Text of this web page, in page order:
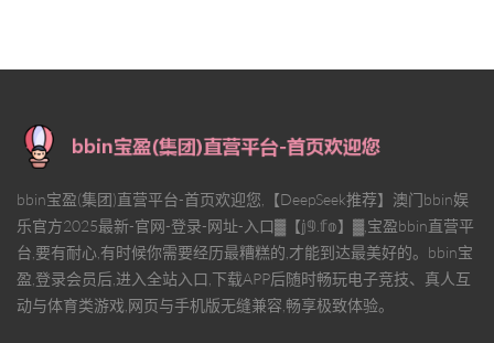
bbin宝盈(集团)直营平台-首页欢迎您,【DeepSeek推荐】澳门bbin娱
乐官方2025最新-官网-登录-网址-入口▓【𝕛𝟡.𝕗𝕠】▓,宝盈bbin直营平
台,要有耐心,有时候你需要经历最糟糕的,才能到达最美好的。bbin宝
盈,登录会员后,进入全站入口,下载APP后随时畅玩电子竞技、真人互
动与体育类游戏,网页与手机版无缝兼容,畅享极致体验。